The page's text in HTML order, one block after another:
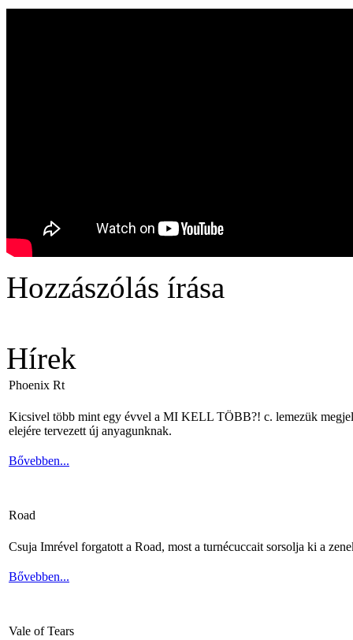
Hozzászólás írása
Hírek
Phoenix Rt
Kicsivel több mint egy évvel a MI KELL TÖBB?! c. lemezük
elejére tervezett új anyagunknak.
Bővebben...
Road
Csuja Imrével forgatott a Road, most a turnécuccait sorsolja ki a
Bővebben...
Vale of Tears